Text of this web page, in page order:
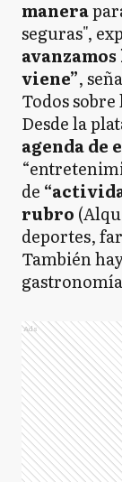
manera
seguras",
viene”,
Todos sobre
Desde la
agenda de
de
rubro
deportes,
También
Ads